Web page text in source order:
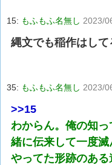
15: もふもふ名無し 2023/
縄文でも稲作はし
35: もふもふ名無し 2023/
>>15
わからん。俺の知
緒に伝来して一度
やってた形跡のあ